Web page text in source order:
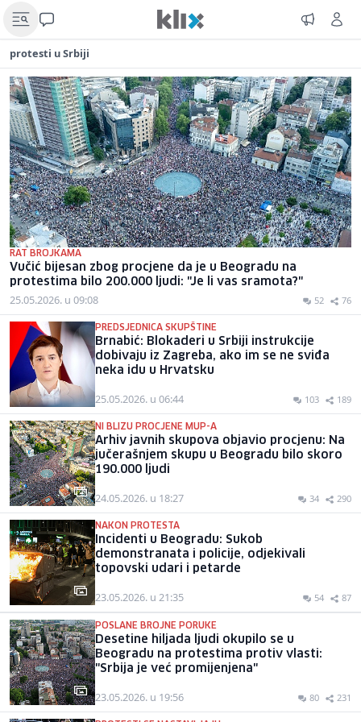
protesti u Srbiji
RAT BROJKAMA
Vučić bijesan zbog procjene da je u Beogradu na
protestima bilo 200.000 ljudi: "Je li vas sramota?"
25.05.2026. u 09:08 52 76
PREDSJEDNICA SKUPŠTINE
Brnabić: Blokaderi u Srbiji instrukcije
dobivaju iz Zagreba, ako im se ne sviđa
neka idu u Hrvatsku
25.05.2026. u 06:44 103 189
NI BLIZU PROCJENE MUP-A
Arhiv javnih skupova objavio procjenu: Na
jučerašnjem skupu u Beogradu bilo skoro
190.000 ljudi
24.05.2026. u 18:27 34 290
NAKON PROTESTA
Incidenti u Beogradu: Sukob
demonstranata i policije, odjekivali
topovski udari i petarde
23.05.2026. u 21:35 54 87
POSLANE BROJNE PORUKE
Desetine hiljada ljudi okupilo se u
Beogradu na protestima protiv vlasti:
"Srbija je već promijenjena"
23.05.2026. u 19:56 80 231